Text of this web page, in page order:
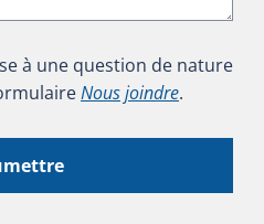
à une question de nature
Nous joindre.